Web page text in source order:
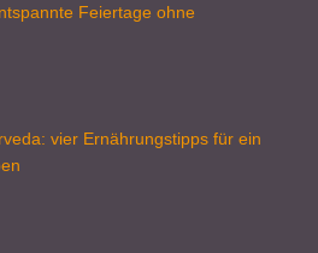
Feiertage ohne
vier Ernährungstipps für ein